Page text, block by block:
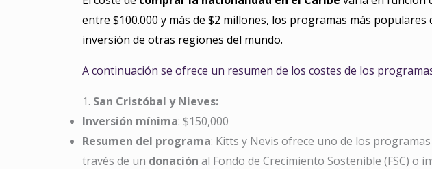
entre $100.000 y más de $2 millones, los programas más
inversión de otras regiones del mundo.
A continuación se ofrece un resumen de los costes de los
1. San Cristóbal y Nieves:
Inversión mínima: $150,000
Resumen del programa: Kitts y Nevis ofrece uno de los
través de un donación al Fondo de Crecimiento Sostenible (FSC) o